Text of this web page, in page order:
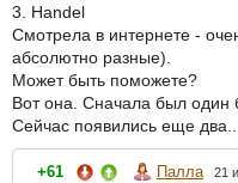
3. Handel
Смотрела в интернете -
абсолютно разные).
Может быть поможете?
Вот она. Сначала был один
Сейчас появились еще два...
+61 Палла 21